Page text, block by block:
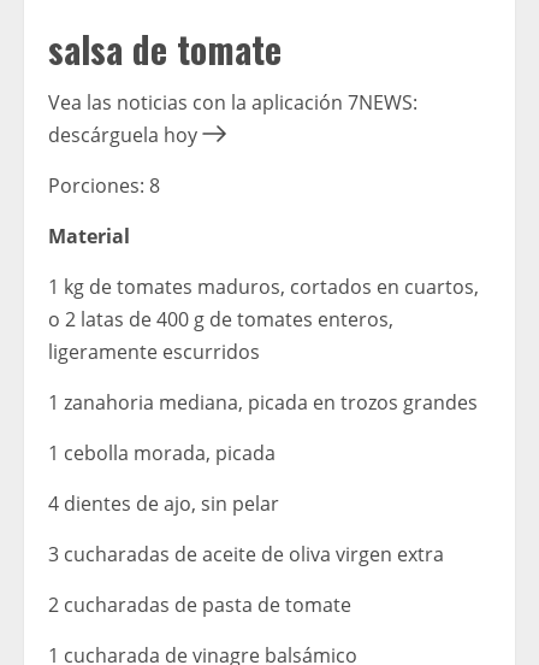
salsa de tomate
Vea las noticias con la aplicación 7NEWS:
descárguela hoy
Porciones: 8
Material
1 kg de tomates maduros, cortados en cuartos,
o 2 latas de 400 g de tomates enteros,
ligeramente escurridos
1 zanahoria mediana, picada en trozos grandes
1 cebolla morada, picada
4 dientes de ajo, sin pelar
3 cucharadas de aceite de oliva virgen extra
2 cucharadas de pasta de tomate
1 cucharada de vinagre balsámico